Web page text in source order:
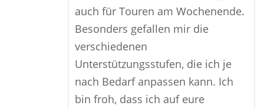
auch für Touren am Wochenende.
Besonders gefallen mir die
verschiedenen
Unterstützungsstufen, die ich je
nach Bedarf anpassen kann. Ich
bin froh, dass ich auf eure